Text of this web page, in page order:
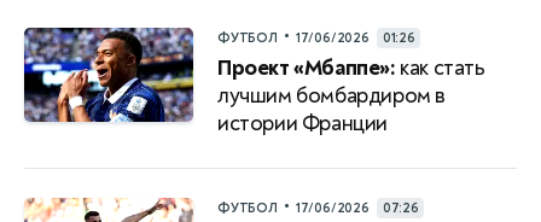
ФУТБОЛ • 17/06/2026 01:26
Проект «Мбаппе»: как стать
лучшим бомбардиром в
истории Франции
ФУТБОЛ • 17/06/2026 07:26